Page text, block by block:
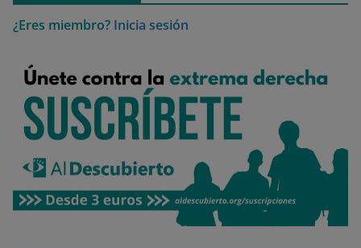
¿Eres miembro? Inicia sesión